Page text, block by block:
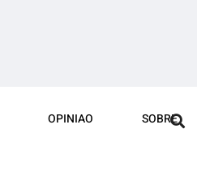
OPINIAO SOBRE